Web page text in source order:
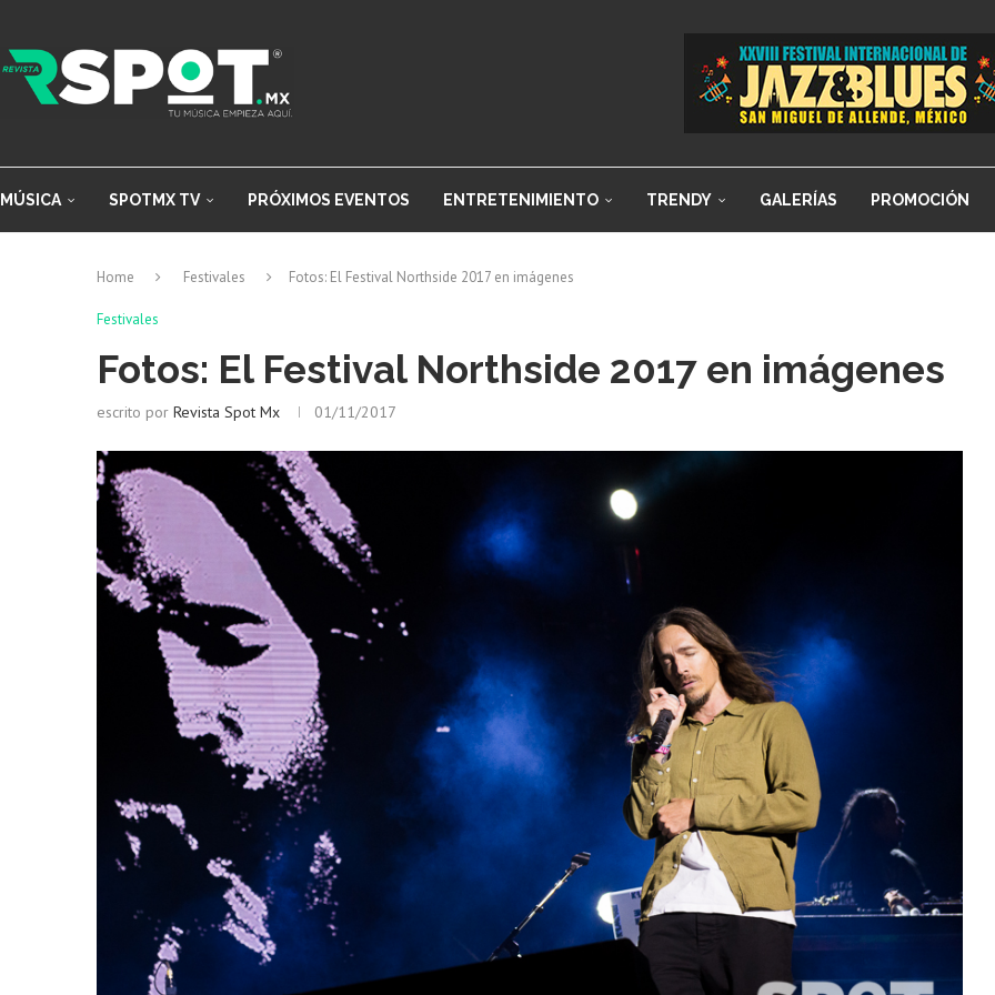
MÚSICA SPOTMX TV PRÓXIMOS EVENTOS ENTRETENIMIENTO TRENDY GALERÍAS PROMOCIÓN
Home Festivales Fotos: El Festival Northside 2017 en imágenes
Festivales
Fotos: El Festival Northside 2017 en imágenes
escrito por Revista Spot Mx 01/11/2017